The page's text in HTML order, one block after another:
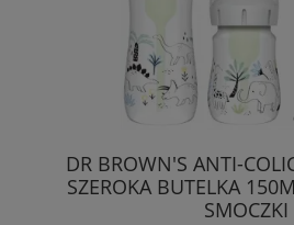
DR BROWN'S ANTI-
SZEROKA BUTELKA
SMOCZKI